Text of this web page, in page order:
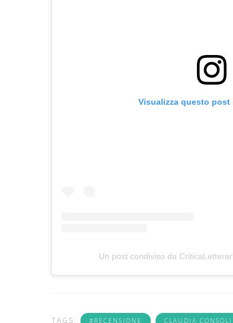
Visualizza questo post
Un post condiviso da
TAGS: #RECENSIONE CLAUDIA CONSOLI